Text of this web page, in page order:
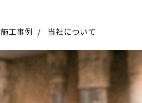
施工事例 当社について